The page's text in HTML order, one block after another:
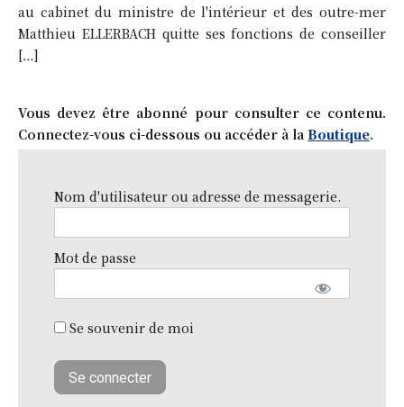
au cabinet du ministre de l'intérieur et des outre-mer
Matthieu ELLERBACH quitte ses fonctions de conseiller
[…]
Vous devez être abonné pour consulter ce contenu.
Connectez-vous ci-dessous ou accéder à la Boutique.
Nom d'utilisateur ou adresse de messagerie.
Mot de passe
Se souvenir de moi